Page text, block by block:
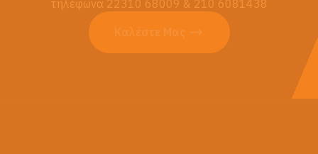
τηλέφωνα 22310 68009 & 210 6081438
Καλέστε Μας